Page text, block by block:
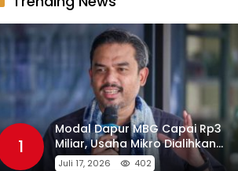
1
Modal Dapur MBG Capai Rp3
Miliar, Usaha Mikro Dialihkan
Jadi Pemasok
Juli 17, 2026 402